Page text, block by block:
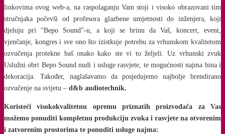
linkovima ovog web-a, na raspolaganju Vam stoji i visoko obrazovani tim
stručnjaka počevši od profesora glazbene umjetnosti do inženjera, koji
djeluju pri “Bepo Sound”-u, a koji se brinu da Vaš, koncert, event,
vjenčanje, kongres i sve ono što izistkuje potrebu za vrhunskom kvalitetom
ozvučenja protekne baš onako kako ste vi to željeli. Uz vrhunski zvuk
Uslužni obrt Bepo Sound nudi i usluge rasvjete, te mogućnosti najma bina i
dekoracija. Također, naglašavamo da posjedujemo najbolje brendirano
ozvučenje na svijetu – d&b audiotechnik.
Koristeći visokokvalitetnu opremu priznatih proizvođača za Vas
možemo ponuditi kompletnu produkciju zvuka i rasvjete na otvorenim
i zatvorenim prostorima te ponuditi usluge najma: